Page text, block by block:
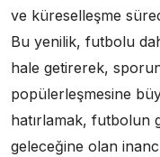
ve küreselleşme
Bu yenilik, futbolu
hale getirerek,
popülerleşmesine
hatırlamak, futbolun
geleceğine olan